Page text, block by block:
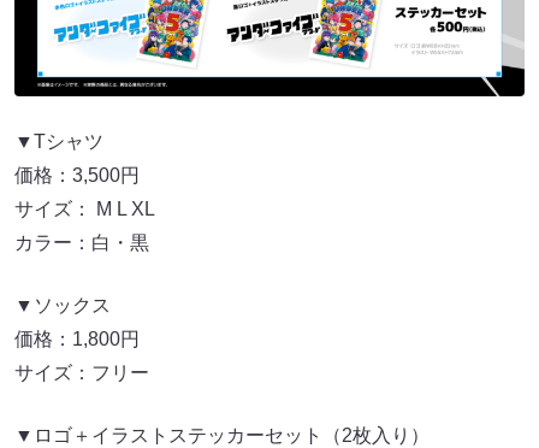
▼Tシャツ
価格：3,500円
サイズ： M L XL
カラー：白・黒
▼ソックス
価格：1,800円
サイズ：フリー
▼ロゴ＋イラストステッカーセット（2枚入り）